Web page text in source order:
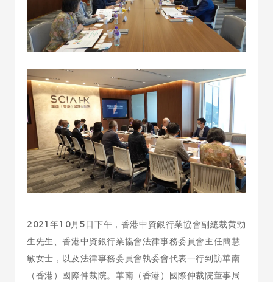
2021年10月5日下午，香港中資銀行業協會副總裁黄勁
生先生、香港中資銀行業協會法律事務委員會主任簡慧
敏女士，以及法律事務委員會執委會代表一行到訪華南
（香港）國際仲裁院。華南（香港）國際仲裁院董事局